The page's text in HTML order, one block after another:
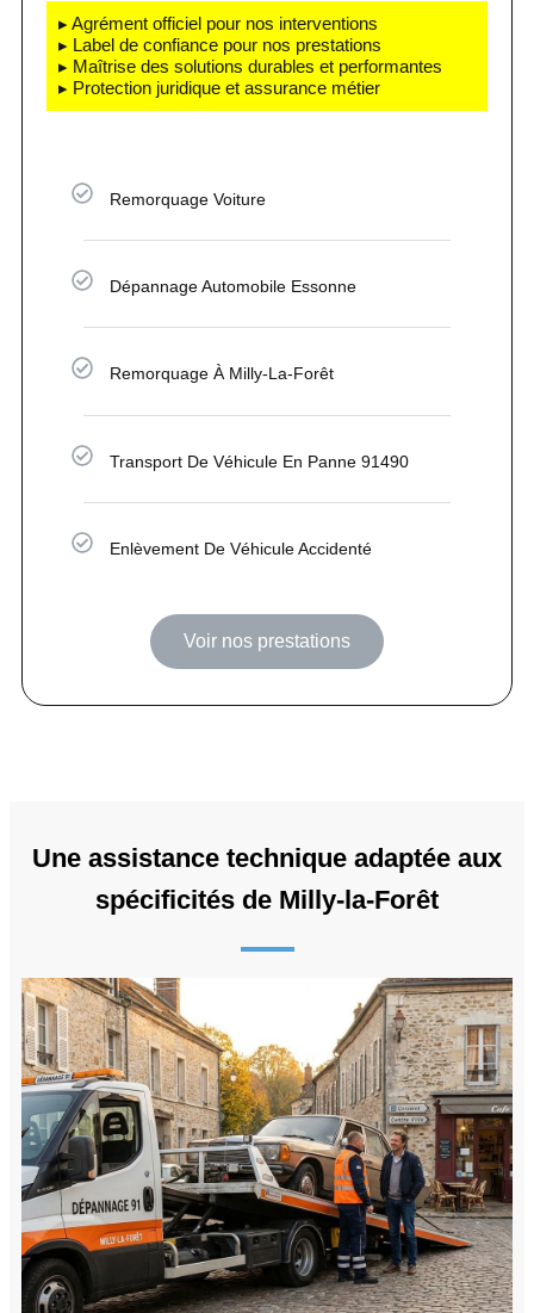
▸ Agrément officiel pour nos interventions
▸ Label de confiance pour nos prestations
▸ Maîtrise des solutions durables et performantes
▸ Protection juridique et assurance métier
Remorquage Voiture
Dépannage Automobile Essonne
Remorquage À Milly-La-Forêt
Transport De Véhicule En Panne 91490
Enlèvement De Véhicule Accidenté
Voir nos prestations
Une assistance technique adaptée aux
spécificités de Milly-la-Forêt